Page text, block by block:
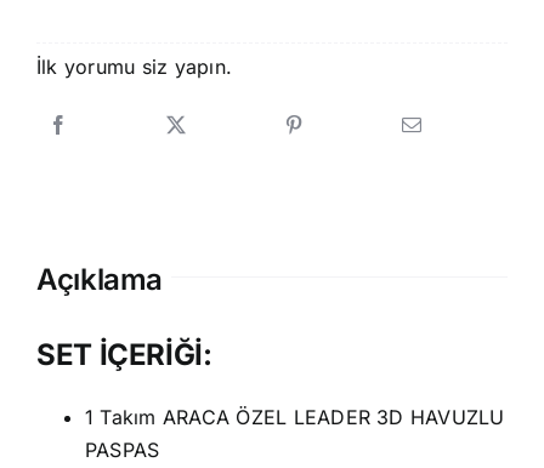
Havuzu
İlk yorumu siz yapın.
Açıklama
SET İÇERİĞİ:
1 Takım ARACA ÖZEL LEADER 3D HAVUZLU
PASPAS